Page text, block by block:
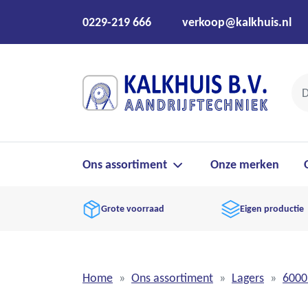
0229-219 666 verkoop@kalkhuis.nl
Ons assortiment Onze merken
Grote voorraad Eigen productie
Home Ons assortiment Lagers